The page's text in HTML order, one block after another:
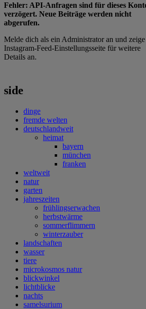
Fehler: API-Anfragen sind für dieses
verzögert. Neue Beiträge werden nicht
abgerufen.
Melde dich als ein Administrator an und
Instagram-Feed-Einstellungsseite für weitere
Details an.
side
dinge
fremde welten
deutschlandweit
heimat
bayern
münchen
franken
weltweit
natur
garten
jahreszeiten
frühlingserwachen
herbstwärme
sommerflimmern
winterzauber
landschaften
wasser
tiere
microkosmos natur
blickwinkel
lichtblicke
nachts
samelsurium